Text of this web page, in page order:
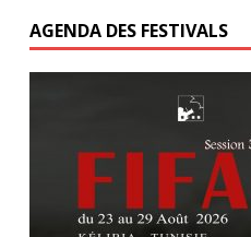
AGENDA DES FESTIVALS